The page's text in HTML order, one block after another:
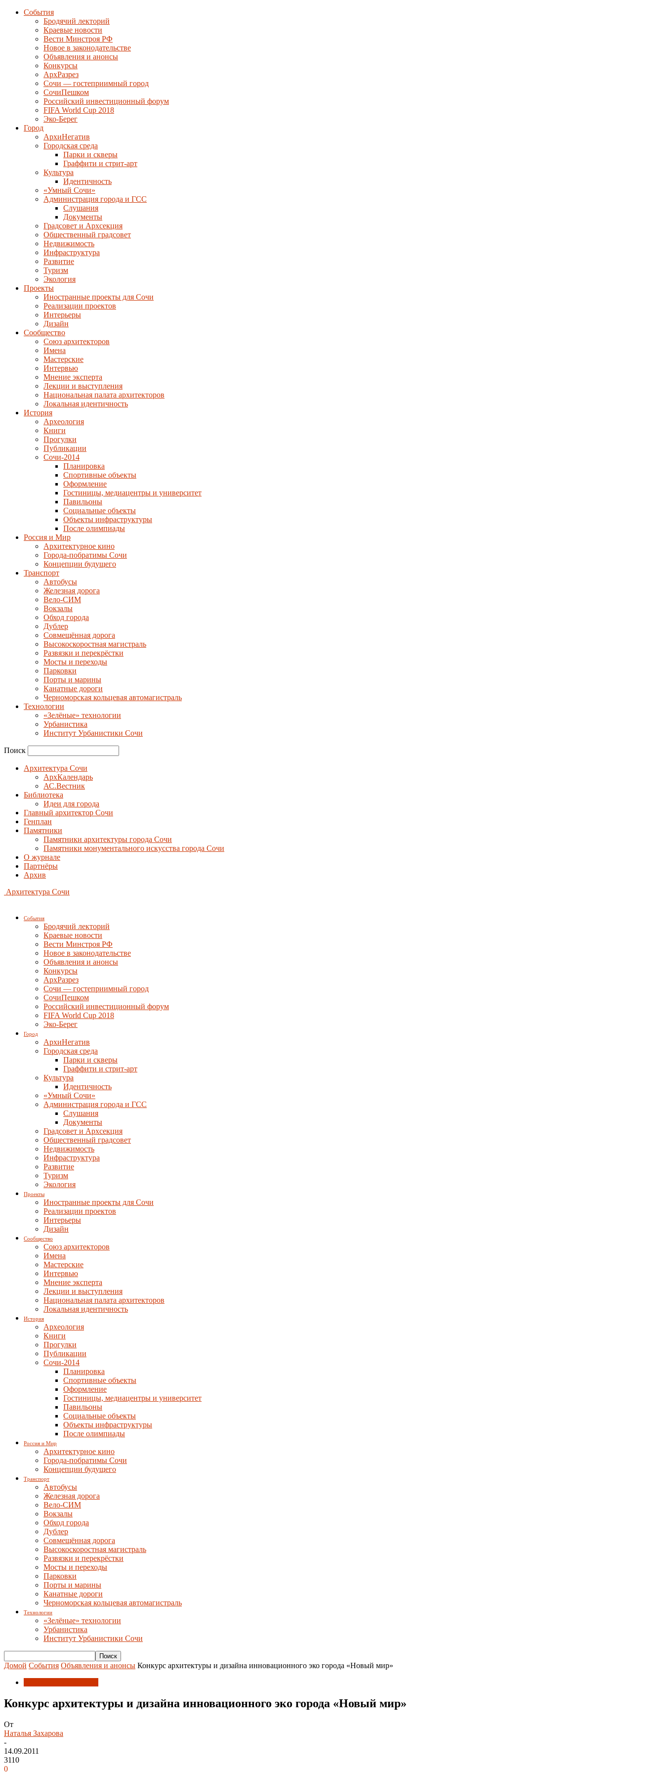
События
Бродячий лекторий
Краевые новости
Вести Минстроя РФ
Новое в законодательстве
Объявления и анонсы
Конкурсы
АрхРазрез
Сочи — гостеприимный город
СочиПешком
Российский инвестиционный форум
FIFA World Cup 2018
Эко-Берег
Город
АрхиНегатив
Городская среда
Парки и скверы
Граффити и стрит-арт
Культура
Идентичность
«Умный Сочи»
Администрация города и ГСС
Слушания
Документы
Градсовет и Архсекция
Общественный градсовет
Недвижимость
Инфраструктура
Развитие
Туризм
Экология
Проекты
Иностранные проекты для Сочи
Реализации проектов
Интерьеры
Дизайн
Сообщество
Союз архитекторов
Имена
Мастерские
Интервью
Мнение эксперта
Лекции и выступления
Национальная палата архитекторов
Локальная идентичность
История
Археология
Книги
Прогулки
Публикации
Сочи-2014
Планировка
Спортивные объекты
Оформление
Гостиницы, медиацентры и университет
Павильоны
Социальные объекты
Объекты инфраструктуры
После олимпиады
Россия и Мир
Архитектурное кино
Города-побратимы Сочи
Концепции будущего
Транспорт
Автобусы
Железная дорога
Вело-СИМ
Вокзалы
Обход города
Дублер
Совмещённая дорога
Высокоскоростная магистраль
Развязки и перекрёстки
Мосты и переходы
Парковки
Порты и марины
Канатные дороги
Черноморская кольцевая автомагистраль
Технологии
«Зелёные» технологии
Урбанистика
Институт Урбанистики Сочи
Поиск
Архитектура Сочи
АрхКалендарь
АС.Вестник
Библиотека
Идеи для города
Главный архитектор Сочи
Генплан
Памятники
Памятники архитектуры города Сочи
Памятники монументального искусства города Сочи
О журнале
Партнёры
Архив
Архитектура Сочи
События
Бродячий лекторий
Краевые новости
Вести Минстроя РФ
Новое в законодательстве
Объявления и анонсы
Конкурсы
АрхРазрез
Сочи — гостеприимный город
СочиПешком
Российский инвестиционный форум
FIFA World Cup 2018
Эко-Берег
Город
АрхиНегатив
Городская среда
Парки и скверы
Граффити и стрит-арт
Культура
Идентичность
«Умный Сочи»
Администрация города и ГСС
Слушания
Документы
Градсовет и Архсекция
Общественный градсовет
Недвижимость
Инфраструктура
Развитие
Туризм
Экология
Проекты
Иностранные проекты для Сочи
Реализации проектов
Интерьеры
Дизайн
Сообщество
Союз архитекторов
Имена
Мастерские
Интервью
Мнение эксперта
Лекции и выступления
Национальная палата архитекторов
Локальная идентичность
История
Археология
Книги
Прогулки
Публикации
Сочи-2014
Планировка
Спортивные объекты
Оформление
Гостиницы, медиацентры и университет
Павильоны
Социальные объекты
Объекты инфраструктуры
После олимпиады
Россия и Мир
Архитектурное кино
Города-побратимы Сочи
Концепции будущего
Транспорт
Автобусы
Железная дорога
Вело-СИМ
Вокзалы
Обход города
Дублер
Совмещённая дорога
Высокоскоростная магистраль
Развязки и перекрёстки
Мосты и переходы
Парковки
Порты и марины
Канатные дороги
Черноморская кольцевая автомагистраль
Технологии
«Зелёные» технологии
Урбанистика
Институт Урбанистики Сочи
Домой События Объявления и анонсы Конкурс архитектуры и дизайна инновационного эко города «Новый мир»
Конкурс архитектуры и дизайна инновационного эко города «Новый мир»
От
Наталья Захарова
-
14.09.2011
3110
0